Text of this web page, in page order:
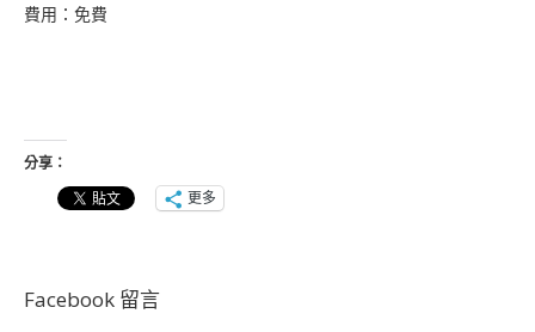
費用：免費
分享：
更多
Facebook 留言